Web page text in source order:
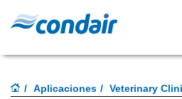
Aplicaciones Veterinary